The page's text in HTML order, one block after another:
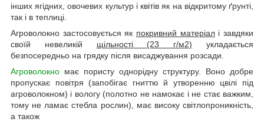
інших ягідних, овочевих культур і квітів як на відкритому ґрунті,
так і в теплиці.
Агроволокно застосовується як покривний матеріалі завдяки
своїй невеликій щільності (23 г/м2) укладається
безпосередньо на грядку після висаджування розсади.
Агроволокно має пористу однорідну структуру. Воно добре
пропускає повітря (запобігає гниттю й утворенню цвілі під
агроволокном) і вологу (полотно не намокає і не стає важким,
тому не ламає стебла рослин), має високу світлопроникність,
а також